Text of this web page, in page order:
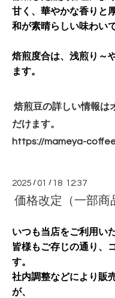
甘く、華やかな香りと
和が素晴らしい味わい
焙煎度合は、浅煎り～
ます。
焙煎豆の詳しい情報は
だけます。
https://mameya-
2025 /01 / 18 12:37
価格改定（一部商
いつも当店をご利用い
皆様もご存じの通り、
す。
社内調整などにより販
が、